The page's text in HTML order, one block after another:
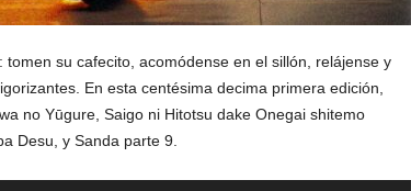
su cafecito, acomódense en el sillón, relájense y
En esta centésima decima primera edición,
no Yūgure, Saigo ni Hitotsu dake Onegai shitemo
Desu, y Sanda parte 9.